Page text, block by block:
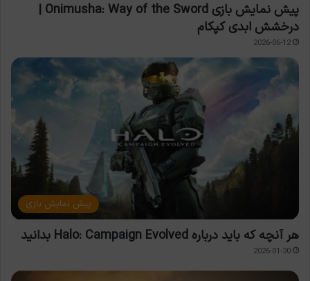
پیش نمایش بازی Onimusha: Way of the Sword |
درخشش ابدی کپکام
2026-06-12
پیش نمایش بازی
هر آنچه که باید درباره Halo: Campaign Evolved بدانید
2026-01-30